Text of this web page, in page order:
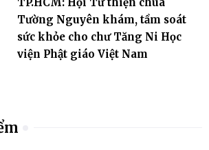
Tường Nguyên khám, tầm soát
sức khỏe cho chư Tăng Ni Học
viện Phật giáo Việt Nam